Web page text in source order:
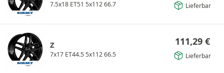
7.5x18 ET51 5x112 66.7 Lieferbar
Z
7x17 ET44.5 5x112 66.5
111,29 €
Lieferbar